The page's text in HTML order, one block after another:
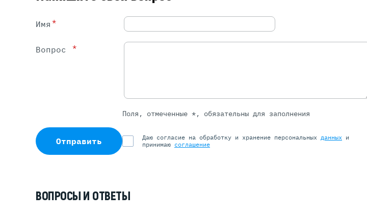
Имя *
Вопрос *
Поля, отмеченные *, обязательны для заполнения
Отправить Даю согласие на обработку и хранение персональных данных и
принимаю соглашение
ВОПРОСЫ И ОТВЕТЫ